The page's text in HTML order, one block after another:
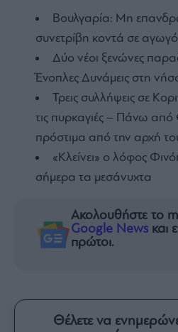
Βουλγαρία: Μη
συνετρίβη κοντά σε
Δύο νέοι ξενώνες
Ένοπλες Δυνάμεις στη
Τρεις συλλήψεις σε
τις πυρκαγιές – Πάνω
πρόστιμα από την αρχή
«Κλείνει» ο λόφος
σήμερα τα μεσάνυχτα
Ακολουθήστε το
Google News και
πρώτοι.
Θέλετε να